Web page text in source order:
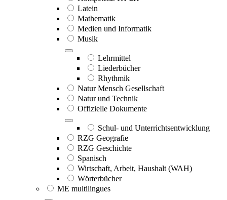
Latein
Mathematik
Medien und Informatik
Musik
Lehrmittel
Liederbücher
Rhythmik
Natur Mensch Gesellschaft
Natur und Technik
Offizielle Dokumente
Schul- und Unterrichtsentwicklung
RZG Geografie
RZG Geschichte
Spanisch
Wirtschaft, Arbeit, Haushalt (WAH)
Wörterbücher
ME multilingues